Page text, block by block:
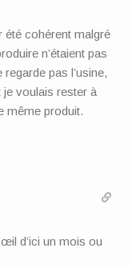
été cohérent malgré
n’étaient pas
pas l’usine,
je voulais rester à
même produit.
d’ici un mois ou